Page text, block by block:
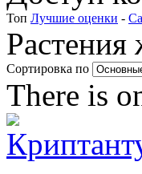
Топ Лучшие оценки -
Сортировка по
There is